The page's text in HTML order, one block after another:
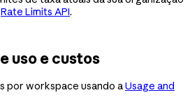
Rate Limits API.
uso e custos
por workspace usando aUsage and